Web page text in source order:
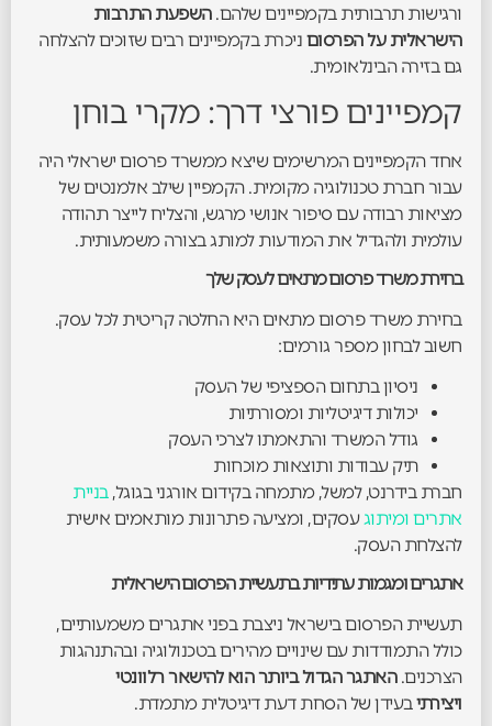
ורגישות תרבותית בקמפיינים שלהם.השפעת התרבות
הישראלית על הפרסום ניכרת בקמפיינים רבים שזוכים להצלחה
גם בזירה הבינלאומית.
קמפיינים פורצי דרך: מקרי בוחן
אחד הקמפיינים המרשימים שיצא ממשרד פרסום ישראלי היה
עבור חברת טכנולוגיה מקומית. הקמפיין שילב אלמנטים של
מציאות רבודה עם סיפור אנושי מרגש, והצליח לייצר תהודה
עולמית ולהגדיל את המודעות למותג בצורה משמעותית.
בחירת משרד פרסום מתאים לעסק שלך
בחירת משרד פרסום מתאים היא החלטה קריטית לכל עסק.
חשוב לבחון מספר גורמים:
ניסיון בתחום הספציפי של העסק
יכולות דיגיטליות ומסורתיות
גודל המשרד והתאמתו לצרכי העסק
תיק עבודות ותוצאות מוכחות
חברת בידרנט, למשל, מתמחה בקידום אורגני בגוגל,בניית
אתרים ומיתוגעסקים, ומציעה פתרונות מותאמים אישית
להצלחת העסק.
אתגרים ומגמות עתידיות בתעשיית הפרסום הישראלית
תעשיית הפרסום בישראל ניצבת בפני אתגרים משמעותיים,
כולל התמודדות עם שינויים מהירים בטכנולוגיה ובהתנהגות
הצרכנים.האתגר הגדול ביותר הוא להישאר רלוונטי
ויצירתיבעידן של הסחת דעת דיגיטלית מתמדת.